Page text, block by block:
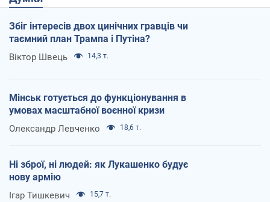
Збіг інтересів двох цинічних гравців чи
таємний план Трампа і Путіна?
Віктор Швець 14,3 т.
Мінськ готується до функціонування в
умовах масштабної воєнної кризи
Олександр Левченко 18,6 т.
Ні зброї, ні людей: як Лукашенко будує
нову армію
Ігар Тишкевич 15,7 т.